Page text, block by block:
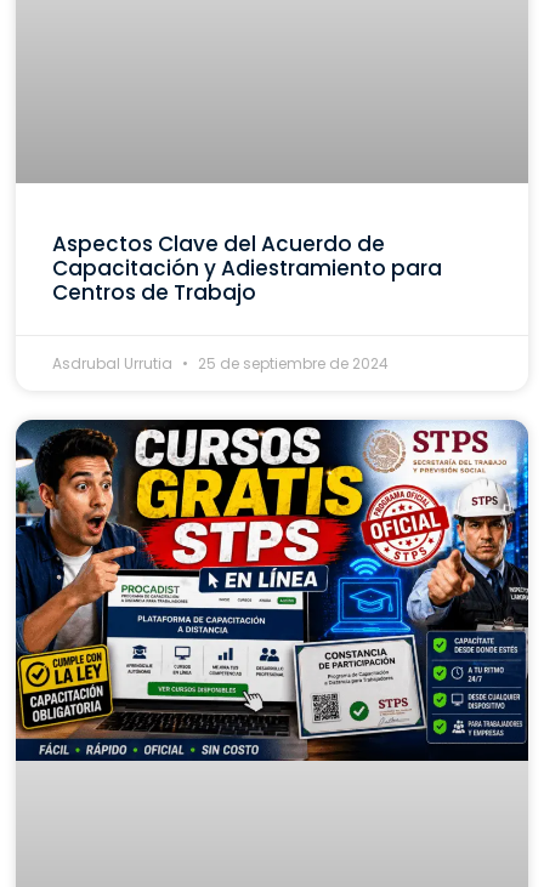
Aspectos Clave del Acuerdo de
Capacitación y Adiestramiento para
Centros de Trabajo
Asdrubal Urrutia 25 de septiembre de 2024